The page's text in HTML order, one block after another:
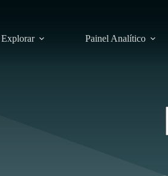
Explorar Painel Analítico